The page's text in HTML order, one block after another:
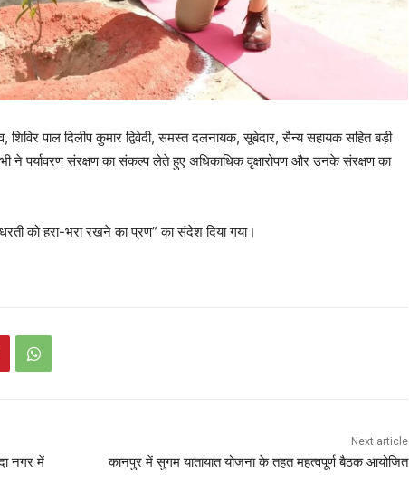
शिविर पाल दिलीप कुमार द्विवेदी, समस्त दलनायक, सूबेदार, सैन्य सहायक सहित बड़ी
ने पर्यावरण संरक्षण का संकल्प लेते हुए अधिकाधिक वृक्षारोपण और उनके संरक्षण का
को हरा-भरा रखने का प्रण” का संदेश दिया गया।
नगर में
Next article
कानपुर में सुगम यातायात योजना के तहत महत्वपूर्ण बैठक आयोजित